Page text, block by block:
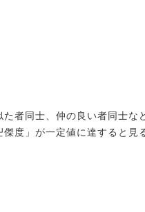
者同士、仲の良い者同士な
度」が一定値に達すると見